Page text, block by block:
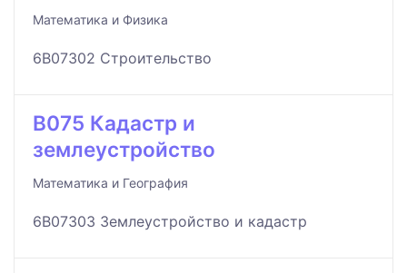
Математика и Физика
6B07302 Строительство
B075 Кадастр и
землеустройство
Математика и География
6B07303 Землеустройство и кадастр